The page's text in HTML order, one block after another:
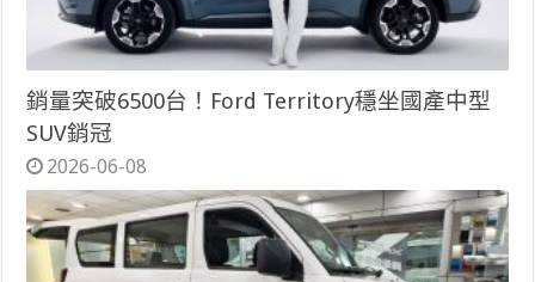
銷量突破6500台！Ford Territory穩坐國產中型
SUV銷冠
2026-06-08